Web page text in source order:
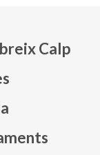
Calp